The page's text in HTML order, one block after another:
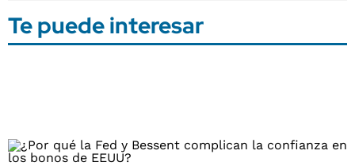
Te puede interesar